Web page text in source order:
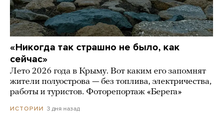
«Никогда так страшно не было, как
сейчас»
Лето 2026 года в Крыму. Вот каким его запомнят
жители полуострова — без топлива, электричества,
работы и туристов. Фоторепортаж «Берега»
ИСТОРИИ 3 дня назад